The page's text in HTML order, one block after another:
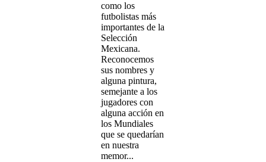
como los
futbolistas más
importantes de la
Selección
Mexicana.
Reconocemos
sus nombres y
alguna pintura,
semejante a los
jugadores con
alguna acción en
los Mundiales
que se quedarían
en nuestra
memor...